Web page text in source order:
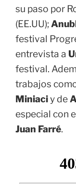
su paso por
(EE.UU);
festival
entrevista a
festival.
trabajos
Miniaciy de
especial con
Juan Farré.